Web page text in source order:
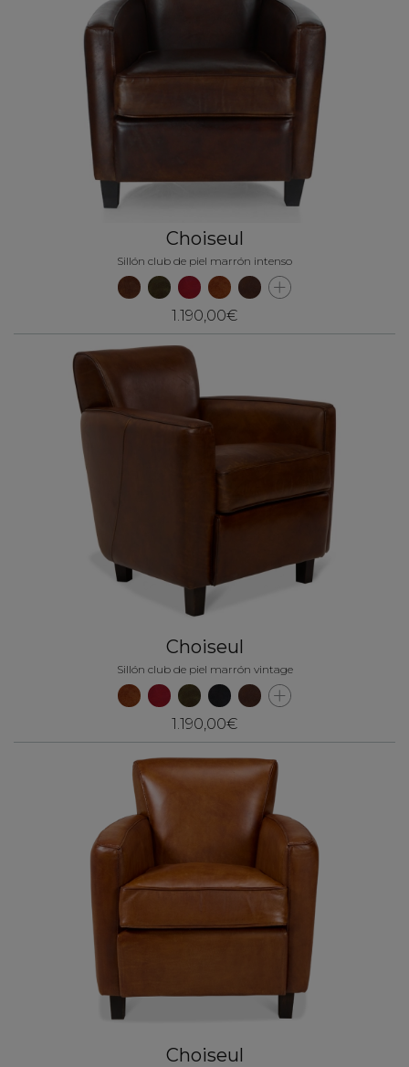
Choiseul
Sillón club de piel marrón intenso
1.190,00€
Choiseul
Sillón club de piel marrón vintage
1.190,00€
Choiseul